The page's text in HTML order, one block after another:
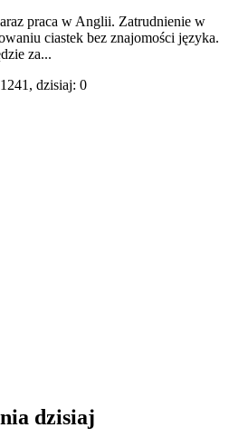
praca w Anglii. Zatrudnienie w
ciastek bez znajomości języka.
za...
dzisiaj: 0
dzisiaj